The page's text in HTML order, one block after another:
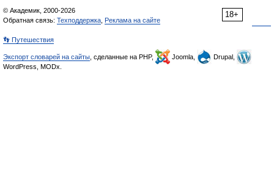
18+
© Академик, 2000-2026
Обратная связь: Техподдержка Реклама на сайте
👣 Путешествия
Экспорт словарей на сайты , сделанные на PHP, Joomla,
Drupal,
WordPress, MODx.